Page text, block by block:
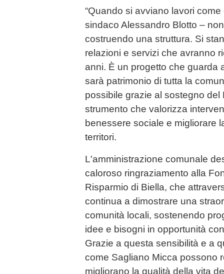
“Quando si avviano lavori
sindaco Alessandro Blotto –
costruendo una struttura. Si
relazioni e servizi che avranno
anni. È un progetto che guarda
sarà patrimonio di tutta la
possibile grazie al sostegno del
strumento che valorizza
benessere sociale e migliorare
territori.
L'amministrazione comunale
caloroso ringraziamento alla
Risparmio di Biella, che
continua a dimostrare una
comunità locali, sostenendo
idee e bisogni in opportunità
Grazie a questa sensibilità e a
come Sagliano Micca possono
migliorano la qualità della vita